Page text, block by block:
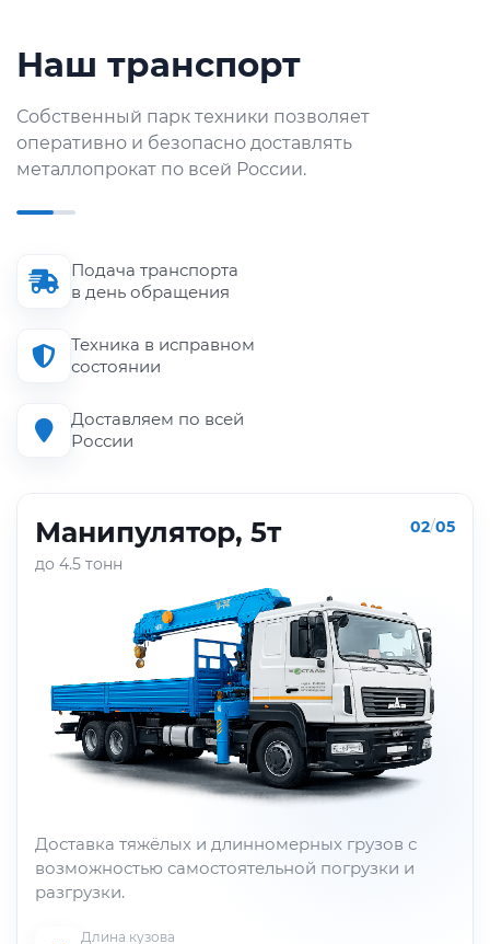
Наш транспорт
Собственный парк техники позволяет
оперативно и безопасно доставлять
металлопрокат по всей России.
Подача транспорта
в день обращения
Техника в исправном
состоянии
Доставляем по всей
России
Манипулятор, 5т
до 4.5 тонн
02/05
Доставка тяжёлых и длинномерных грузов с
возможностью самостоятельной погрузки и
разгрузки.
Длина кузова